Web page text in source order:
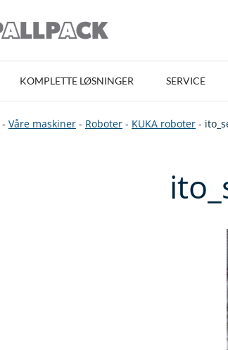
KOMPLETTE LØSNINGER SERVICE
- Våre maskiner - Roboter - KUKA roboter -